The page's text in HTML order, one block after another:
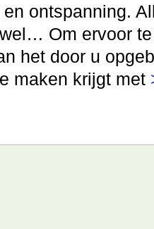
en ontspanning.
Om ervoor
het door u
maken krijgt met